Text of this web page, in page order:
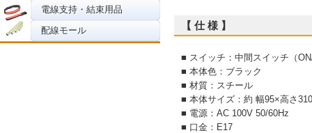
電線支持・結束用品
配線モール
【 仕 様 】
■ スイッチ：中間スイッチ（
■ 本体色：ブラック
■ 材質：スチール
■ 本体サイズ：約 幅95×高さ
■ 電源：AC 100V 50/60Hz
■ 口金：E17